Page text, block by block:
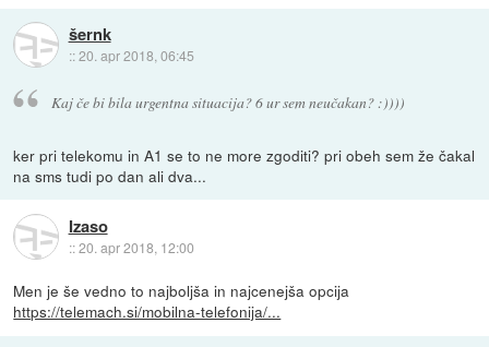
šernk
::20. apr 2018, 06:45
Kaj če bi bila urgentna situacija? 6 ur sem neučakan? :))))
ker pri telekomu in A1 se to ne more zgoditi? pri obeh sem že čakal
na sms tudi po dan ali dva...
Izaso
::20. apr 2018, 12:00
Men je še vedno to najboljša in najcenejša opcija
https://telemach.si/mobilna-telefonija/...